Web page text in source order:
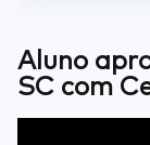
Aluno
SC com